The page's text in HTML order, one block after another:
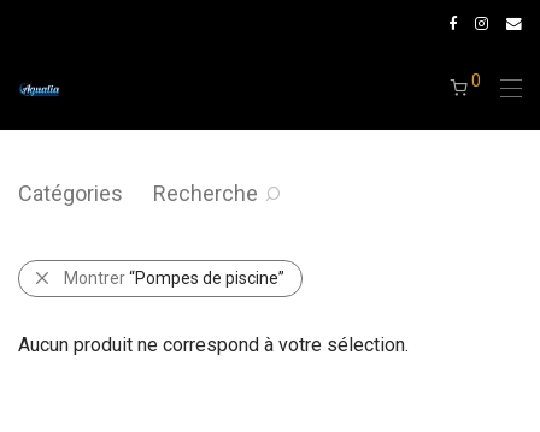
0
Catégories Recherche
Montrer“Pompes de piscine”
Aucun produit ne correspond à votre sélection.